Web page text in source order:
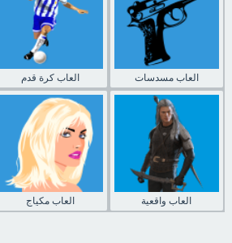
العاب كرة قدم العاب مسدسات
العاب مكياج العاب واقعية